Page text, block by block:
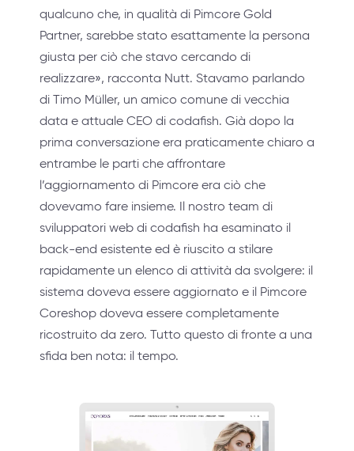
qualcuno che, in qualità di Pimcore Gold
Partner, sarebbe stato esattamente la persona
giusta per ciò che stavo cercando di
realizzare», racconta Nutt. Stavamo parlando
di Timo Müller, un amico comune di vecchia
data e attuale CEO di codafish. Già dopo la
prima conversazione era praticamente chiaro a
entrambe le parti che affrontare
l’aggiornamento di Pimcore era ciò che
dovevamo fare insieme. Il nostro team di
sviluppatori web di codafish ha esaminato il
back-end esistente ed è riuscito a stilare
rapidamente un elenco di attività da svolgere: il
sistema doveva essere aggiornato e il Pimcore
Coreshop doveva essere completamente
ricostruito da zero. Tutto questo di fronte a una
sfida ben nota: il tempo.